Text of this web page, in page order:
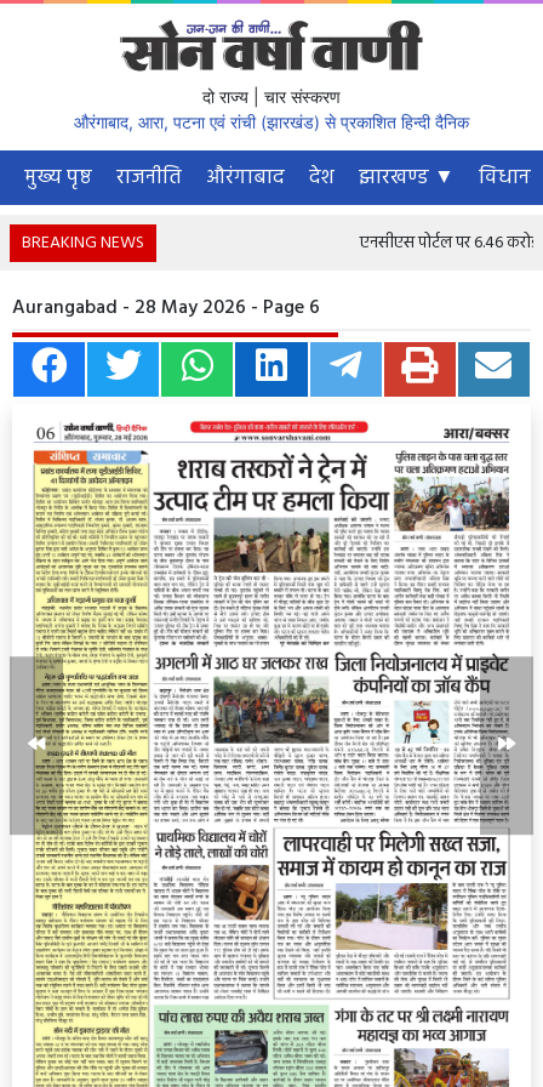
दो राज्य | चार संस्करण
औरंगाबाद, आरा, पटना एवं रांची (झारखंड) से प्रकाशित हिन्दी दैनिक
मुख्य पृष्ठ राजनीति औरंगाबाद देश झारखण्ड ▼
BREAKING NEWS एनसीएस पोर्टल पर 6.46 करोड़
Aurangabad - 28 May 2026 - Page 6